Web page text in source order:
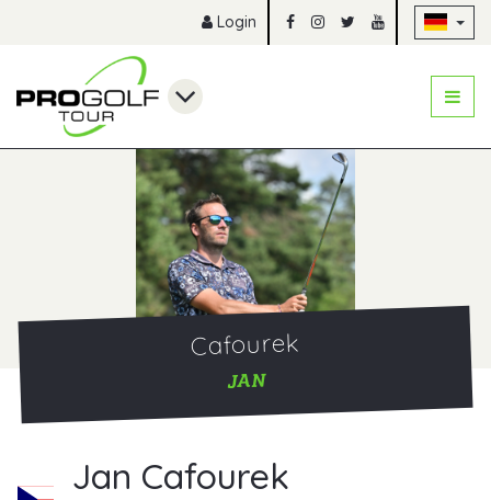
Login
Cafourek
JAN
Jan Cafourek